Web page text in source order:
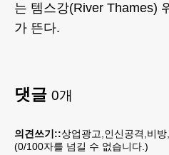
는 템스강(River Thames)
가 뜬다.
댓글 0개
의견쓰기::상업광고,인신공격,비
(0/100자를 넘길 수 없습니다.)